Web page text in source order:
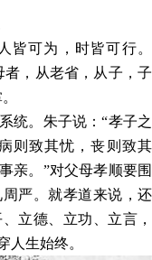
皆可为，时皆可行。
者，从老省，从子，子
统。朱子说：“孝子之
则致其忧，丧则致其
亲。”对父母孝顺要围
严。就孝道来说，还
立德、立功、立言，
人生始终。